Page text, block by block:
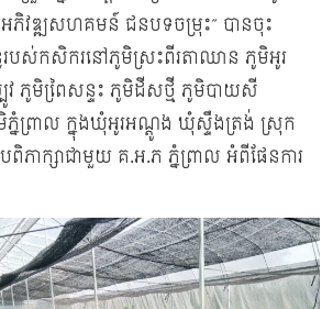
អភិវឌ្ឍសហគមន៍ ជនបទចម្រុះ” បានចុះ
ែរបស់កសិករនៅភូមិស្រះពីរតាឈាន ភូមិអូរ
វ ភូមិពៃ្រសន្ទះ ភូមិដីសថ្មី ភូមិបាយសី
ភ្នំព្រាល ក្នុងឃុំអូរអណ្តូង ឃុំស្ទឹងត្រង់ ស្រុក
ភាក្សាជាមួយ គ.អ.ភ ភ្នំព្រាល អំពីផែនការ